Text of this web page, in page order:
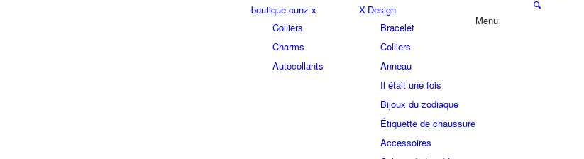
boutique cunz-x
Colliers
Charms
Autocollants
X-Design
Bracelet
Colliers
Anneau
Il était une fois
Bijoux du zodiaque
Étiquette de chaussure
Accessoires
Menu